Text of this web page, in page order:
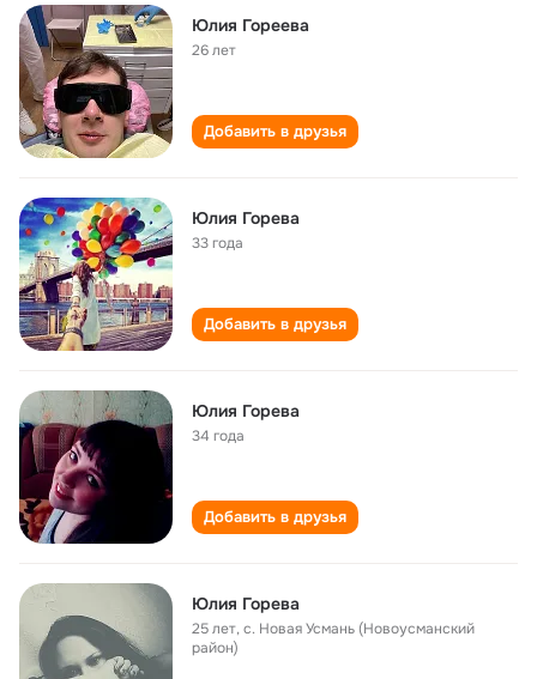
Юлия Гореева
26 лет
Добавить в друзья
Юлия Горева
33 года
Добавить в друзья
Юлия Горева
34 года
Добавить в друзья
Юлия Горева
25 лет,с. Новая Усмань (Новоусманский
район)